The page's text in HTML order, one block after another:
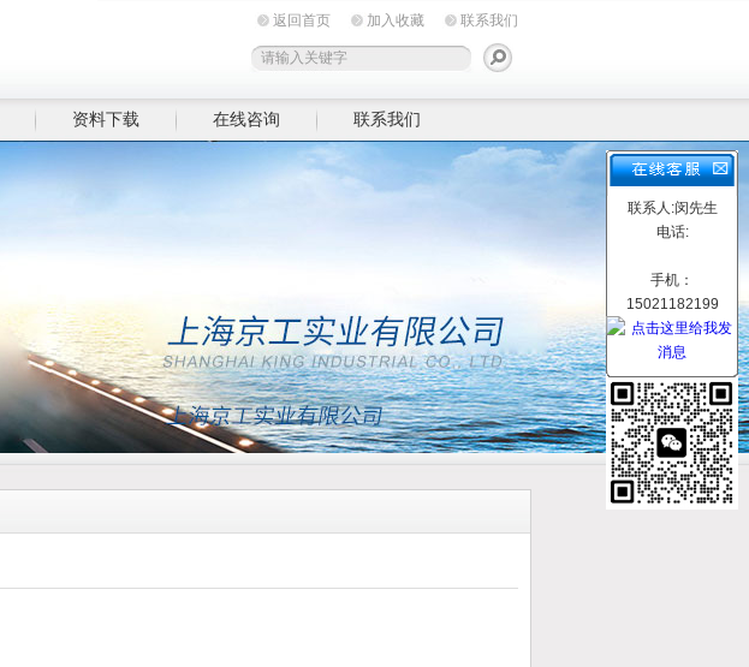
返回首页 加入收藏 联系我们
资料下载 在线咨询 联系我们
联系人:闵先生
电话:
手机：
15021182199